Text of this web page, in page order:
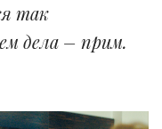
так
дела – прим.